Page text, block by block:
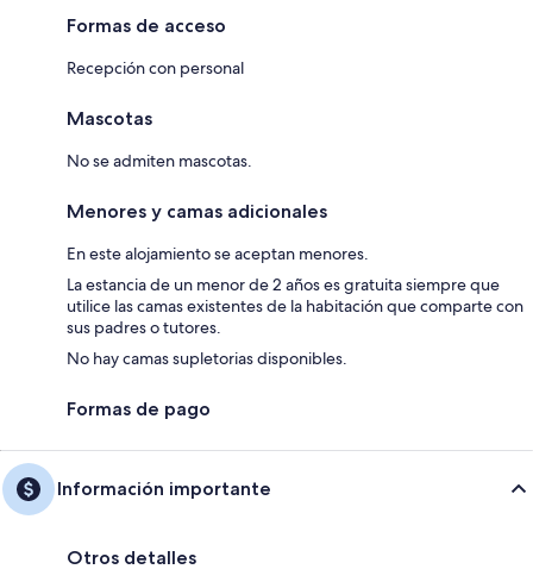
Formas de acceso
Recepción con personal
Mascotas
No se admiten mascotas.
Menores y camas adicionales
En este alojamiento se aceptan menores.
La estancia de un menor de 2 años es gratuita siempre que
utilice las camas existentes de la habitación que comparte con
sus padres o tutores.
No hay camas supletorias disponibles.
Formas de pago
Información importante
Otros detalles